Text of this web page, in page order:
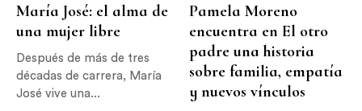
María José: el alma de
una mujer libre
Después de más de tres
décadas de carrera, María
José vive una...
Pamela Moreno
encuentra en El otro
padre una historia
sobre familia, empatía
y nuevos vínculos